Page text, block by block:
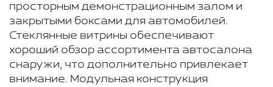
просторным демонстрационным залом и
закрытыми боксами для автомобилей.
Стеклянные витрины обеспечивают
хороший обзор ассортимента автосалона
снаружи, что дополнительно привлекает
внимание. Модульная конструкция